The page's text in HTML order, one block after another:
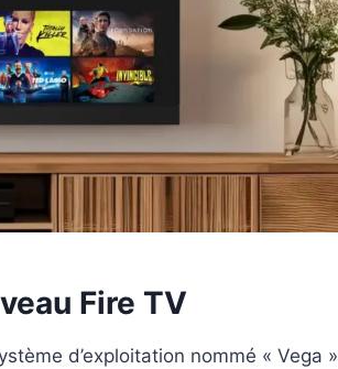
Fire TV
d’exploitation nommé « Vega »